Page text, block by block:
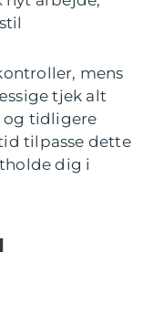
mens
tjek alt
og tidligere
tilpasse dette
dig i